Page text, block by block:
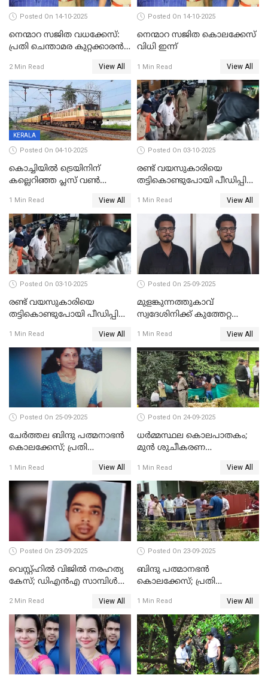
Posted On 14-10-2025
നെന്മാറ സജിത വധക്കേസ്:
പ്രതി ചെന്താമര കുറ്റക്കാരൻ,
നടത്തിയത്
ഇരട്ടക്കൊലപാതകം
2 Min Read View All
Posted On 14-10-2025
നെന്മാറ സജിത കൊലക്കേസ്
വിധി ഇന്ന്
1 Min Read View All
KERALA
Posted On 04-10-2025
കൊച്ചിയില്‍ ട്രെയിനിന്
കല്ലെറിഞ്ഞ പ്ലസ് വൺ
കല്ലേറിൽ അഗ്നിരക്ഷാസേന
ഉദ്യോഗസ്ഥന് പരിക്കേറ്റിരുന്നു
1 Min Read View All
Posted On 03-10-2025
രണ്ട് വയസുകാരിയെ
തട്ടികൊണ്ടുപോയി പീഡിപ്പിച്ച
തടവ്
1 Min Read View All
Posted On 03-10-2025
രണ്ട് വയസുകാരിയെ
തട്ടികൊണ്ടുപോയി പീഡിപ്പിച്ച
1 Min Read View All
Posted On 25-09-2025
മുളങ്കുന്നത്തുകാവ്
സ്വദേശിനിക്ക് കുത്തേറ്റ
ജോസഫ് പിടിയില്‍
1 Min Read View All
Posted On 25-09-2025
ചേർത്തല ബിന്ദു പത്മനാഭൻ
കൊലക്കേസ്; പ്രതി
1 Min Read View All
Posted On 24-09-2025
ധർമ്മസ്ഥല കൊലപാതകം;
മുൻ ശുചീകരണ
രേഖപ്പെടുത്തും
1 Min Read View All
Posted On 23-09-2025
വെസ്റ്റ്ഹിൽ വിജിൽ നരഹത്യ
കേസ്; ഡിഎൻഎ സാമ്പിൾ
2 Min Read View All
Posted On 23-09-2025
ബിന്ദു പത്മാനഭന്‍
കൊലക്കേസ്; പ്രതി
രേഖപ്പെടുത്തി
1 Min Read View All